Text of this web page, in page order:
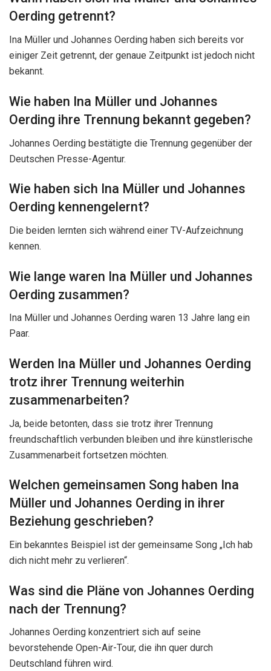
Oerding getrennt?
Ina Müller und Johannes Oerding haben sich bereits vor
einiger Zeit getrennt, der genaue Zeitpunkt ist jedoch nicht
bekannt.
Wie haben Ina Müller und Johannes
Oerding ihre Trennung bekannt gegeben?
Johannes Oerding bestätigte die Trennung gegenüber der
Deutschen Presse-Agentur.
Wie haben sich Ina Müller und Johannes
Oerding kennengelernt?
Die beiden lernten sich während einer TV-Aufzeichnung
kennen.
Wie lange waren Ina Müller und Johannes
Oerding zusammen?
Ina Müller und Johannes Oerding waren 13 Jahre lang ein
Paar.
Werden Ina Müller und Johannes Oerding
trotz ihrer Trennung weiterhin
zusammenarbeiten?
Ja, beide betonten, dass sie trotz ihrer Trennung
freundschaftlich verbunden bleiben und ihre künstlerische
Zusammenarbeit fortsetzen möchten.
Welchen gemeinsamen Song haben Ina
Müller und Johannes Oerding in ihrer
Beziehung geschrieben?
Ein bekanntes Beispiel ist der gemeinsame Song „Ich hab
dich nicht mehr zu verlieren“.
Was sind die Pläne von Johannes Oerding
nach der Trennung?
Johannes Oerding konzentriert sich auf seine
bevorstehende Open-Air-Tour, die ihn quer durch
Deutschland führen wird.